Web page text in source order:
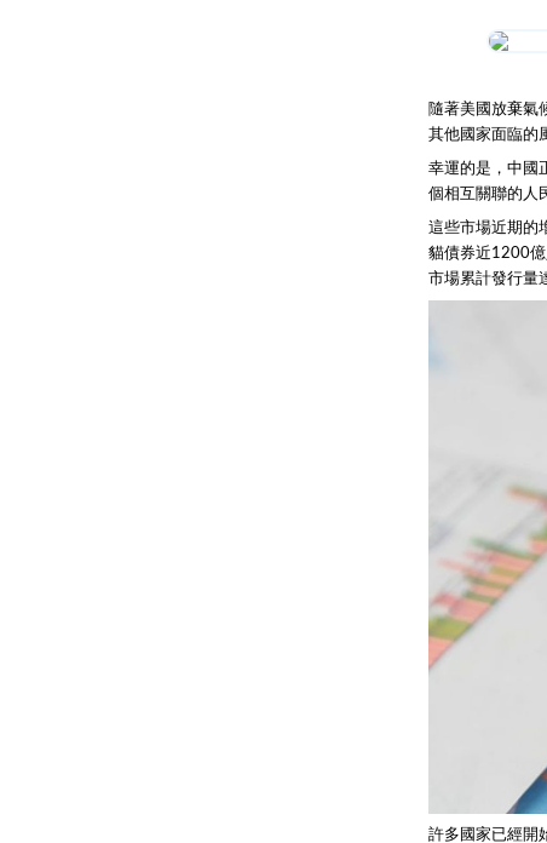
隨著美國放棄氣
其他國家面臨的
幸運的是，中國
個相互關聯的人
這些市場近期的
貓債券近1200
市場累計發行量
許多國家已經開